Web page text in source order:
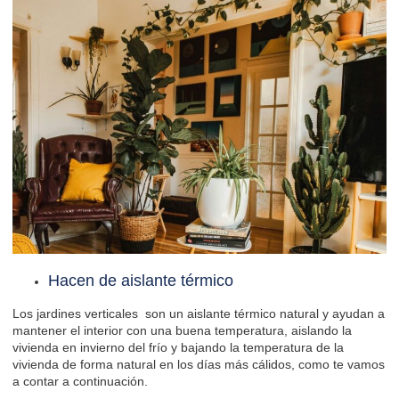
Hacen de aislante térmico
Los jardines verticales son un aislante térmico natural y ayudan a
mantener el interior con una buena temperatura, aislando la
vivienda en invierno del frío y bajando la temperatura de la
vivienda de forma natural en los días más cálidos, como te vamos
a contar a continuación.